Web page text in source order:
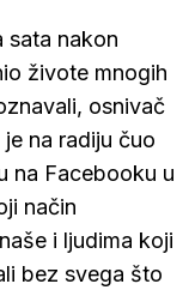
sata nakon
živote mnogih
osnivač
na radiju čuo
na Facebooku u
način
i ljudima koji
bez svega što